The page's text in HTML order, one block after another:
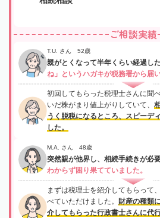
ご相談実績
T.U. さん 52歳
親がとくなって半年くらい経過し
ね」というハガキが税務署から届
初回してもらった税理士さんに聞
いだ株がまり値上がりしていて、
うく脱税になるところ、スピーデ
した。
M.A. さん 48歳
突然親が他界し、相続手続きが必
わからず困り果てていました。
まずは税理士を紹介してもらって
べていただけました。 財産の種類
介してもらった行政書士さんに代